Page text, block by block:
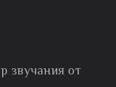
звучания от